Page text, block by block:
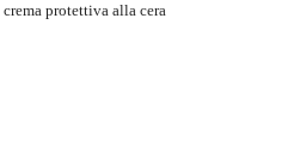
protettiva alla cera